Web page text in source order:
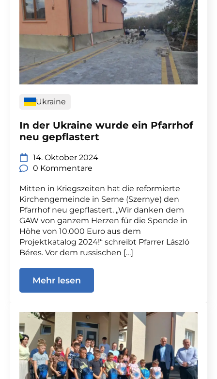
Ukraine
In der Ukraine wurde ein Pfarrhof
neu gepflastert
14. Oktober 2024
0 Kommentare
Mitten in Kriegszeiten hat die reformierte
Kirchengemeinde in Serne (Szernye) den
Pfarrhof neu gepflastert. „Wir danken dem
GAW von ganzem Herzen für die Spende in
Höhe von 10.000 Euro aus dem
Projektkatalog 2024!“ schreibt Pfarrer László
Béres. Vor dem russischen […]
Mehr lesen